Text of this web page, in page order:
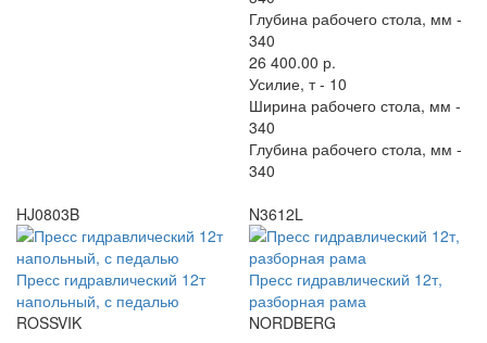
Глубина рабочего стола, мм -
340
26 400.00 р.
Усилие, т - 10
Ширина рабочего стола, мм -
340
Глубина рабочего стола, мм -
340
HJ0803B
Пресс гидравлический 12т
напольный, с педалью
ROSSVIK
N3612L
Пресс гидравлический 12т,
разборная рама
NORDBERG